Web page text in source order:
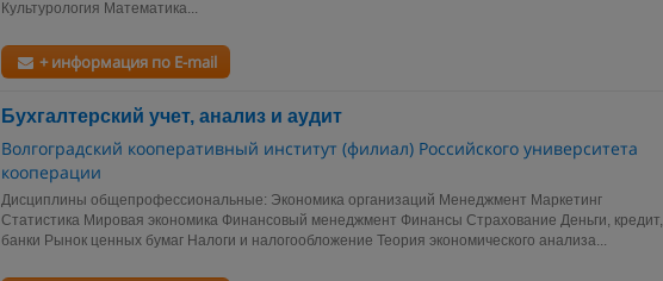
Культурология Математика...
+ информация по E-mail
Бухгалтерский учет, анализ и аудит
Волгоградский кооперативный институт (филиал) Российского университета
кооперации
Дисциплины общепрофессиональные: Экономика организаций Менеджмент Маркетинг
Статистика Мировая экономика Финансовый менеджмент Финансы Страхование Деньги, кредит,
банки Рынок ценных бумаг Налоги и налогообложение Теория экономического анализа...